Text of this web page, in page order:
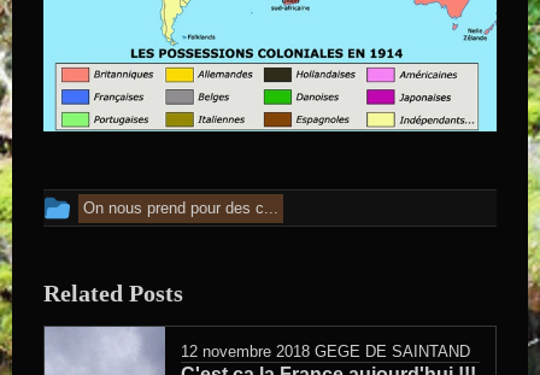
Cet article a été publié dans
On nous prend pour des c...
Related Posts
12 novembre 2018 GEGE DE SAINTAND